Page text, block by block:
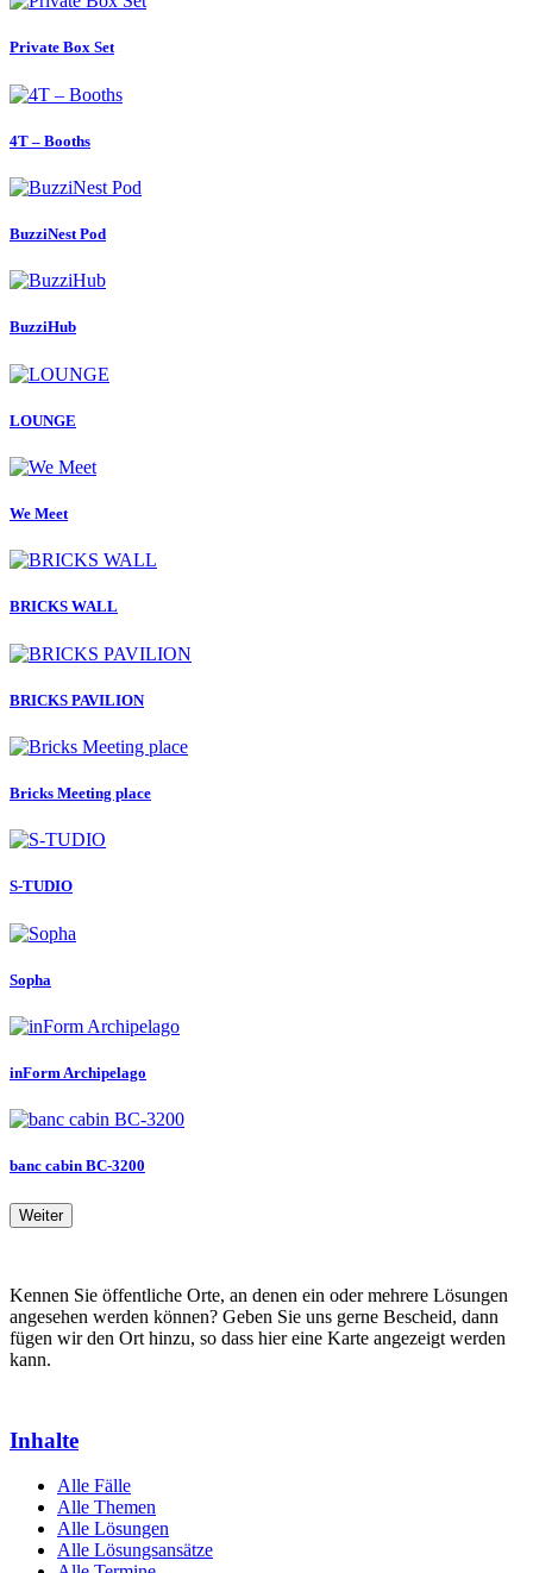
Private Box Set
4T – Booths
BuzziNest Pod
BuzziHub
LOUNGE
We Meet
BRICKS WALL
BRICKS PAVILION
Bricks Meeting place
S-TUDIO
Sopha
inForm Archipelago
banc cabin BC-3200
Weiter
Kennen Sie öffentliche Orte, an denen ein oder mehrere Lösungen
angesehen werden können? Geben Sie uns gerne Bescheid, dann
fügen wir den Ort hinzu, so dass hier eine Karte angezeigt werden
kann.
Inhalte
Alle Fälle
Alle Themen
Alle Lösungen
Alle Lösungsansätze